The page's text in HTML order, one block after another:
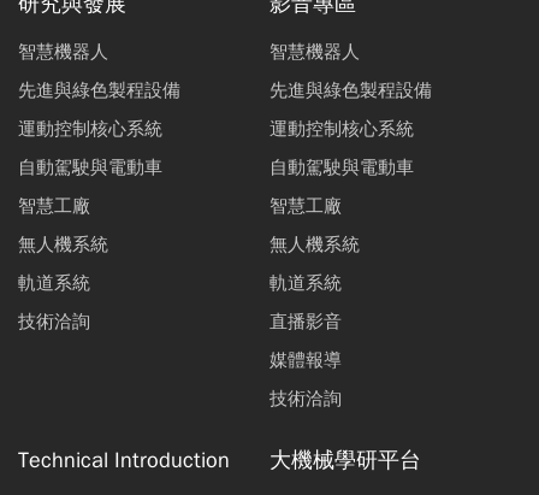
智慧機器人
先進與綠色製程設備
運動控制核心系統
自動駕駛與電動車
智慧工廠
無人機系統
軌道系統
技術洽詢
智慧機器人
先進與綠色製程設備
運動控制核心系統
自動駕駛與電動車
智慧工廠
無人機系統
軌道系統
直播影音
媒體報導
技術洽詢
Technical Introduction 大機械學研平台